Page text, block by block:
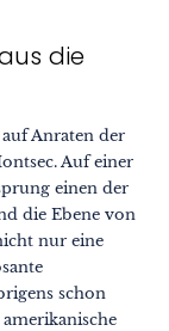
die
Anraten der
Auf einer
einen der
die Ebene von
nur eine
schon